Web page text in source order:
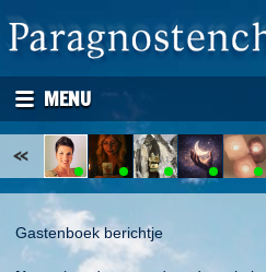
MENU
Gastenboek berichtje